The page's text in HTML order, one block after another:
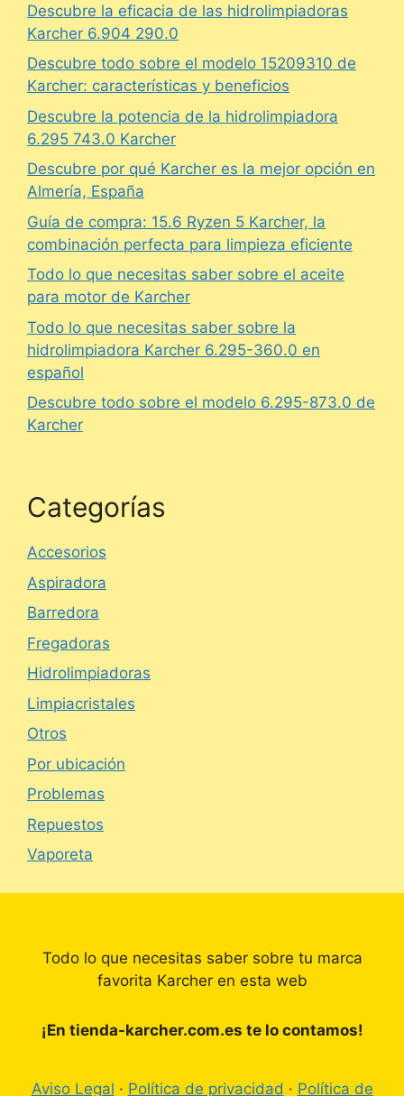
Descubre la eficacia de las hidrolimpiadoras
Karcher 6.904 290.0
Descubre todo sobre el modelo 15209310 de
Karcher: características y beneficios
Descubre la potencia de la hidrolimpiadora
6.295 743.0 Karcher
Descubre por qué Karcher es la mejor opción en
Almería, España
Guía de compra: 15.6 Ryzen 5 Karcher, la
combinación perfecta para limpieza eficiente
Todo lo que necesitas saber sobre el aceite
para motor de Karcher
Todo lo que necesitas saber sobre la
hidrolimpiadora Karcher 6.295-360.0 en
español
Descubre todo sobre el modelo 6.295-873.0 de
Karcher
Categorías
Accesorios
Aspiradora
Barredora
Fregadoras
Hidrolimpiadoras
Limpiacristales
Otros
Por ubicación
Problemas
Repuestos
Vaporeta
Todo lo que necesitas saber sobre tu marca
favorita Karcher en esta web
¡En tienda-karcher.com.es te lo contamos!
Aviso Legal · Política de privacidad · Política de